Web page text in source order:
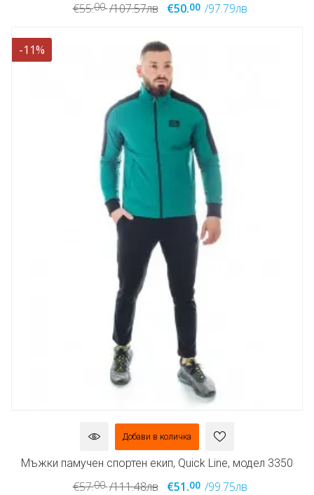
€55.00 /107.57лв €50.00 /97.79лв
-11%
Добави в количка
Мъжки памучен спортен екип, Quick Line, модел 3350
€57.00 /111.48лв €51.00 /99.75лв